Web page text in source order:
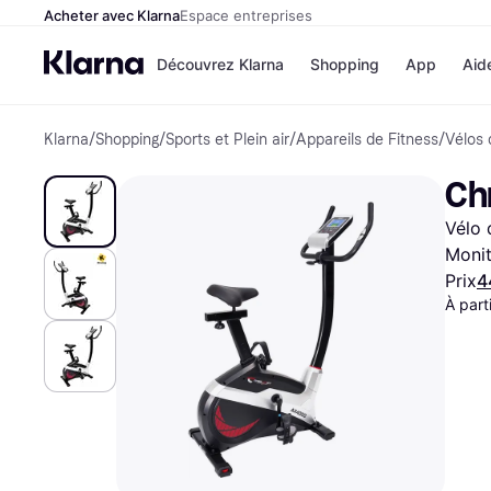
Acheter avec KlarnaEspace entreprises
Découvrez Klarna
Options de
Payer maintenant
Paiement en 3 fois
Paiement à 30 jours
Klarna sur Apple Pay
Shopping
Magasins
Airbnb
Temu
JD
App
Klarna/Shopping/Sports et Plein air/Appareils de Fitness/Vélos
Vélo
Prix
À